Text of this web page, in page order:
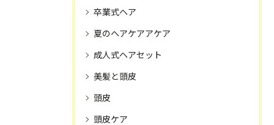
卒業式ヘア
夏のヘアケアアケア
成人式ヘアセット
美髪と頭皮
頭皮
頭皮ケア